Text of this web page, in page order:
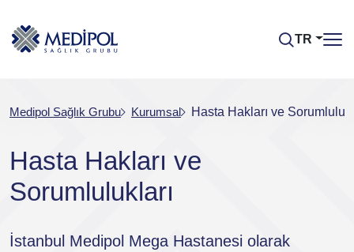
TR
Medipol Sağlık Grubu Kurumsal Hasta Hakları ve
Hasta Hakları ve
Sorumlulukları
İstanbul Medipol Mega Hastanesi olarak